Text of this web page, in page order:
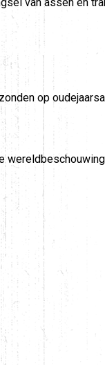
op